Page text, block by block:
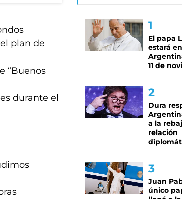
plan de
“Buenos
durante el
El papa
estará
11 de
Dura
a la
relación
Juan
único